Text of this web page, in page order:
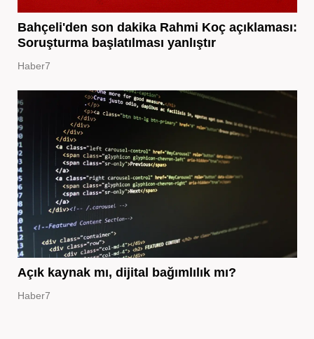
Bahçeli'den son dakika Rahmi Koç açıklaması:
Soruşturma başlatılması yanlıştır
Haber7
Açık kaynak mı, dijital bağımlılık mı?
Haber7